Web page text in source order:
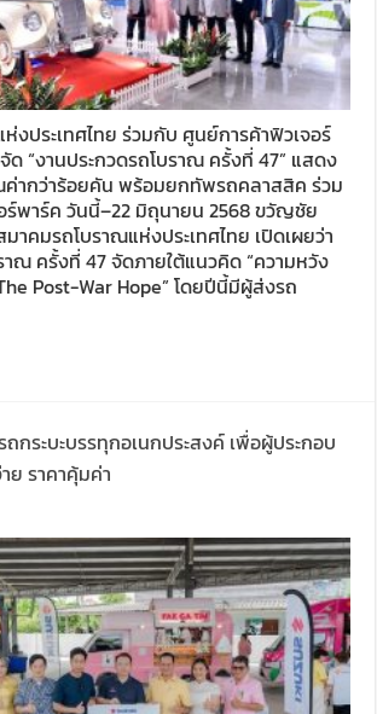
งประเทศไทย ร่วมกับ ศูนย์การค้าฟิวเจอร์
ด “งานประกวดรถโบราณ ครั้งที่ 47” แสดง
ากว่าร้อยคัน พร้อมยกทัพรถคลาสสิค ร่วม
ร์พาร์ค วันนี้–22 มิถุนายน 2568 ขวัญชัย
คมรถโบราณแห่งประเทศไทย เปิดเผยว่า
าณ ครั้งที่ 47 จัดภายใต้แนวคิด “ความหวัง
Post-War Hope” โดยปีนี้มีผู้ส่งรถ
ถกระบะบรรทุกอเนกประสงค์ เพื่อผู้ประกอบ
ย ราคาคุ้มค่า